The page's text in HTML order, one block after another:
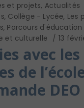
et projets, Actualités
, Collège - Lycée, Les
, Parcours d'éducation
et culturelle
13
avec les
de
DEO